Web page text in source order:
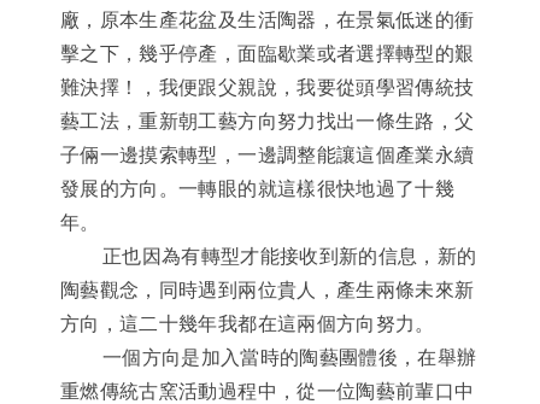
廠，原本生產花盆及生活陶器，在景氣低迷的衝
擊之下，幾乎停產，面臨歇業或者選擇轉型的艱
難決擇！，我便跟父親說，我要從頭學習傳統技
藝工法，重新朝工藝方向努力找出一條生路，父
子倆一邊摸索轉型，一邊調整能讓這個產業永續
發展的方向。一轉眼的就這樣很快地過了十幾
年。
正也因為有轉型才能接收到新的信息，新的
陶藝觀念，同時遇到兩位貴人，產生兩條未來新
方向，這二十幾年我都在這兩個方向努力。
一個方向是加入當時的陶藝團體後，在舉辦
重燃傳統古窯活動過程中，從一位陶藝前輩口中